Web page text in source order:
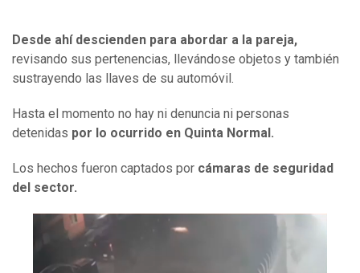
Desde ahí descienden para abordar a la pareja,
revisando sus pertenencias, llevándose objetos y también
sustrayendo las llaves de su automóvil.
Hasta el momento no hay ni denuncia ni personas
detenidas por lo ocurrido en Quinta Normal.
Los hechos fueron captados por cámaras de seguridad
del sector.